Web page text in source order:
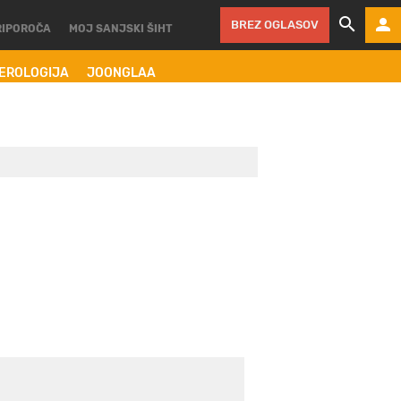
JOONGLAA
MOJ SANJSKI ŠIHT BREZ OGLASOV